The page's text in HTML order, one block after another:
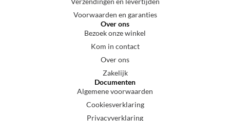
Voorwaarden en garanties
Over ons
Bezoek onze winkel
Kom in contact
Over ons
Zakelijk
Documenten
Algemene voorwaarden
Cookiesverklaring
Privacyverklaring